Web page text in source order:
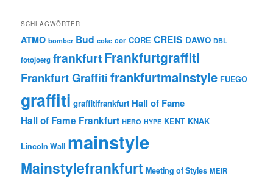
SCHLAGWÖRTER
ATMO bomber Bud coke cor CORE CREIS DAWO DBL
fotojoerg frankfurtFrankfurtgraffiti
Frankfurt Graffitifrankfurtmainstyle FUEGO
graffiti graffitifrankfurt Hall of Fame
Hall of Fame Frankfurt HERO HYPE KENT KNAK
Lincoln Wall mainstyle
Mainstylefrankfurt Meeting of Styles MEIR